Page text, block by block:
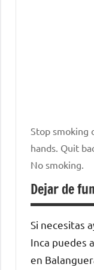
Stop smoking
hands. Quit
No smoking.
Dejar de
Si necesitas
Inca puedes
en